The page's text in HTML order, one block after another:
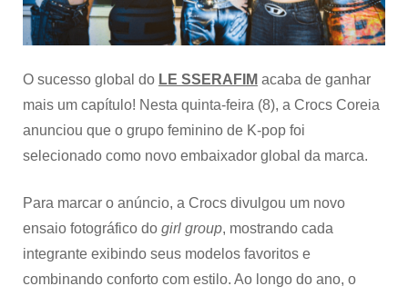
O sucesso global do LE SSERAFIM acaba de ganhar
mais um capítulo! Nesta quinta-feira (8), a Crocs Coreia
anunciou que o grupo feminino de K-pop foi
selecionado como novo embaixador global da marca.
Para marcar o anúncio, a Crocs divulgou um novo
ensaio fotográfico do girl group, mostrando cada
integrante exibindo seus modelos favoritos e
combinando conforto com estilo. Ao longo do ano, o